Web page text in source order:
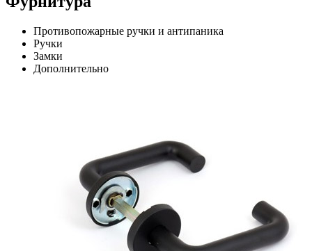
Противопожарные ручки и антипаника
Ручки
Замки
Дополнительно